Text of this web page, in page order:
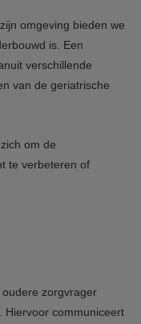
omgeving bieden we
is. Een
verschillende
van de geriatrische
om de
te verbeteren of
zorgvrager
Hiervoor communiceert